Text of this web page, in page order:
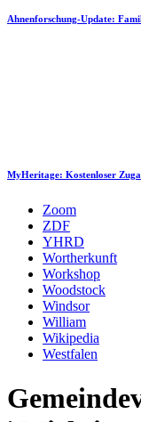
Ahnenforschung-Update:
MyHeritage: Kostenloser
Zoom
ZDF
YHRD
Wortherkunft
Workshop
Woodstock
Windsor
William
Wikipedia
Westfalen